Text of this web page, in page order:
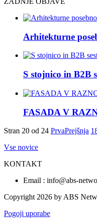
Arhitekturne
S stojnico in B2B
FASADA V
Stran 20 od 24 PrvaPrejšnja
Vse novice
KONTAKT
Email : info@abs-
Copyright 2026 by ABS
Pogoji uporabe